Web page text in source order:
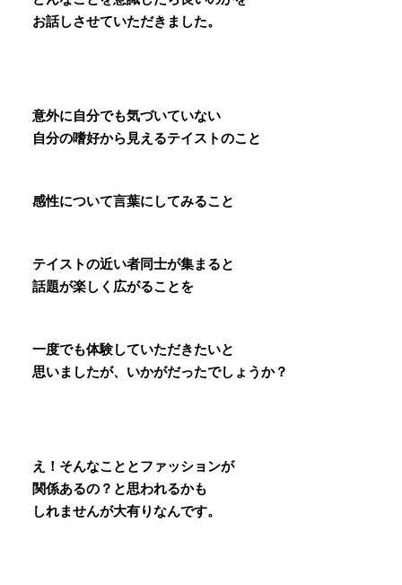
お話しさせていただきました。
意外に自分でも気づいていない
自分の嗜好から見えるテイストのこと
感性について言葉にしてみること
テイストの近い者同士が集まると
話題が楽しく広がることを
一度でも体験していただきたいと
思いましたが、いかがだったでしょうか？
え！そんなこととファッションが
関係あるの？と思われるかも
しれませんが大有りなんです。